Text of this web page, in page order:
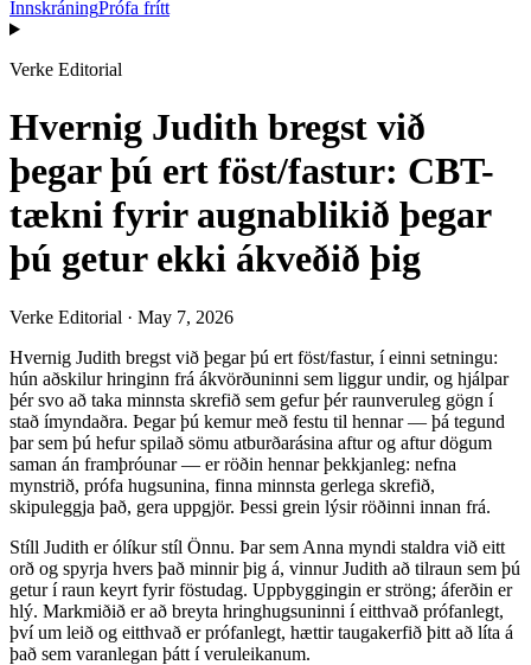
InnskráningPrófa frítt
Verke Editorial
Hvernig Judith bregst við
þegar þú ert föst/fastur: CBT-
tækni fyrir augnablikið þegar
þú getur ekki ákveðið þig
Verke Editorial · May 7, 2026
Hvernig Judith bregst við þegar þú ert föst/fastur, í einni setningu:
hún aðskilur hringinn frá ákvörðuninni sem liggur undir, og hjálpar
þér svo að taka minnsta skrefið sem gefur þér raunveruleg gögn í
stað ímyndaðra. Þegar þú kemur með festu til hennar — þá tegund
þar sem þú hefur spilað sömu atburðarásina aftur og aftur dögum
saman án framþróunar — er röðin hennar þekkjanleg: nefna
mynstrið, prófa hugsunina, finna minnsta gerlega skrefið,
skipuleggja það, gera uppgjör. Þessi grein lýsir röðinni innan frá.
Stíll Judith er ólíkur stíl Önnu. Þar sem Anna myndi staldra við eitt
orð og spyrja hvers það minnir þig á, vinnur Judith að tilraun sem þú
getur í raun keyrt fyrir föstudag. Uppbyggingin er ströng; áferðin er
hlý. Markmiðið er að breyta hringhugsuninni í eitthvað prófanlegt,
því um leið og eitthvað er prófanlegt, hættir taugakerfið þitt að líta á
það sem varanlegan þátt í veruleikanum.